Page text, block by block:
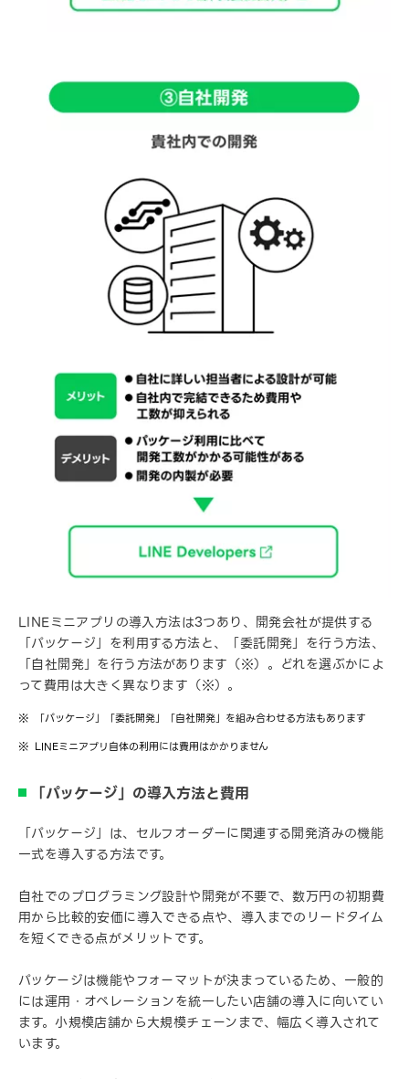
LINEミニアプリの導入方法は3つあり、開発会社が提供する
「パッケージ」を利用する方法と、「委託開発」を行う方法、
「自社開発」を行う方法があります（※）。どれを選ぶかによ
って費用は大きく異なります（※）。
「パッケージ」「委託開発」「自社開発」を組み合わせる方法もあります
LINEミニアプリ自体の利用には費用はかかりません
「パッケージ」の導入方法と費用
「パッケージ」は、セルフオーダーに関連する開発済みの機能
一式を導入する方法です。
自社でのプログラミング設計や開発が不要で、数万円の初期費
用から比較的安価に導入できる点や、導入までのリードタイム
を短くできる点がメリットです。
パッケージは機能やフォーマットが決まっているため、一般的
には運用・オペレーションを統一したい店舗の導入に向いてい
ます。小規模店舗から大規模チェーンまで、幅広く導入されて
います。